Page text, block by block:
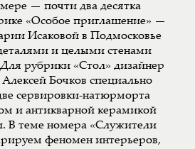
— почти два десятка
«Особое приглашение» —
Исаковой в Подмосковье
и целыми стенами
рубрики «Стол» дизайнер
Бочков специально
сервировки-натюрморта
и антикварной керамикой
В теме номера «Служители
феномен интерьеров,